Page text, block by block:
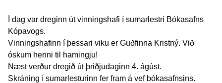
Í dag var dreginn út vinningshafi í sumarlestri Bókasafns
Kópavogs.
Vinningshafinn í þessari viku er Guðfinna Kristný. Við
óskum henni til hamingju!
Næst verður dregið út þriðjudaginn 4. ágúst.
Skráning í sumarlesturinn fer fram á vef bókasafnsins.